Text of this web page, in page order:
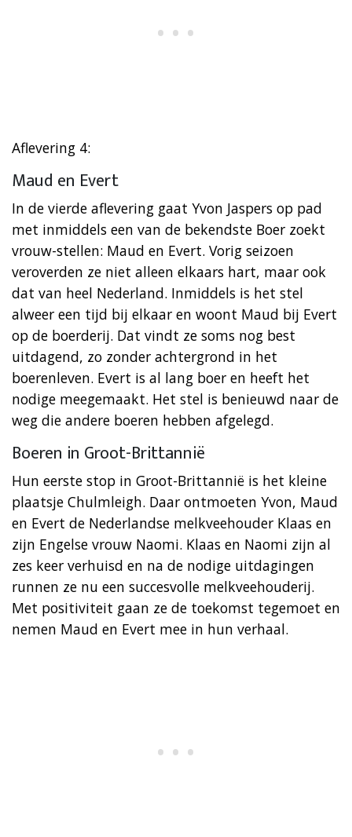
Aflevering 4:
Maud en Evert
In de vierde aflevering gaat Yvon Jaspers op pad
met inmiddels een van de bekendste Boer zoekt
vrouw-stellen: Maud en Evert. Vorig seizoen
veroverden ze niet alleen elkaars hart, maar ook
dat van heel Nederland. Inmiddels is het stel
alweer een tijd bij elkaar en woont Maud bij Evert
op de boerderij. Dat vindt ze soms nog best
uitdagend, zo zonder achtergrond in het
boerenleven. Evert is al lang boer en heeft het
nodige meegemaakt. Het stel is benieuwd naar de
weg die andere boeren hebben afgelegd.
Boeren in Groot-Brittannië
Hun eerste stop in Groot-Brittannië is het kleine
plaatsje Chulmleigh. Daar ontmoeten Yvon, Maud
en Evert de Nederlandse melkveehouder Klaas en
zijn Engelse vrouw Naomi. Klaas en Naomi zijn al
zes keer verhuisd en na de nodige uitdagingen
runnen ze nu een succesvolle melkveehouderij.
Met positiviteit gaan ze de toekomst tegemoet en
nemen Maud en Evert mee in hun verhaal.